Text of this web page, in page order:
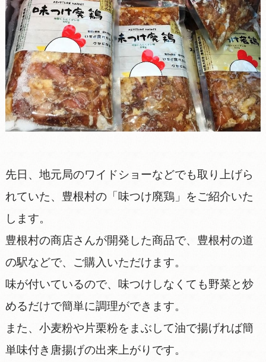
先日、地元局のワイドショーなどでも取り上げら
れていた、豊根村の「味つけ廃鶏」をご紹介いた
します。
豊根村の商店さんが開発した商品で、豊根村の道
の駅などで、ご購入いただけます。
味が付いているので、味つけしなくても野菜と炒
めるだけで簡単に調理ができます。
また、小麦粉や片栗粉をまぶして油で揚げれば簡
単味付き唐揚げの出来上がりです。